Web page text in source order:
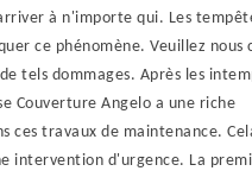
à n'importe qui. Les
ce phénomène. Veuillez nous
tels dommages. Après les
Couverture Angelo a une riche
ces travaux de maintenance.
intervention d'urgence. La